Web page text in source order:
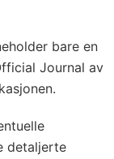
bare en
Journal av
detaljerte